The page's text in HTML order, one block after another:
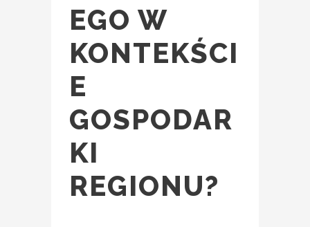
EGO W
KONTEKŚCI
E
GOSPODAR
KI
REGIONU?